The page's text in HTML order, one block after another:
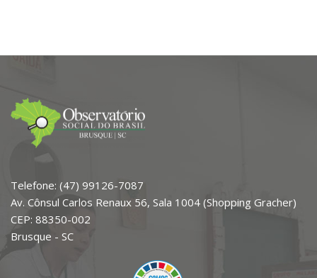
Telefone: (47) 99126-7087
Av. Cônsul Carlos Renaux 56, Sala 1004 (Shopping Gracher)
CEP: 88350-002
Brusque - SC